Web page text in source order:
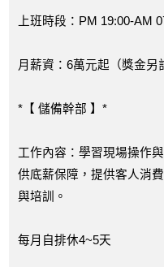
上班時段：PM 19:00-AM
月薪資：6萬元起（獎金另
*【 儲備幹部 】*
工作內容：學習現場操作
供底薪保障，提供客人消
與培訓。
每月自排休4~5天